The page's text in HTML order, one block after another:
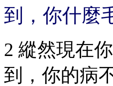
到，你什麼
2 縱然現在
到，你的病